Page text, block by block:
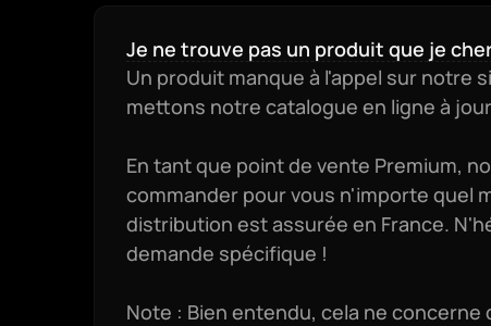
Je ne trouve pas un produit que je
Un produit manque à l'appel sur notre
mettons notre catalogue en ligne à
En tant que point de vente Premium,
commander pour vous n'importe quel
distribution est assurée en France.
demande spécifique !
Note : Bien entendu, cela ne concerne